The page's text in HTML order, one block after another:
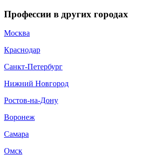
Профессии в других городах
Москва
Краснодар
Санкт-Петербург
Нижний Новгород
Ростов-на-Дону
Воронеж
Самара
Омск